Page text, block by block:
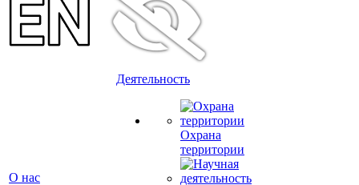
О нас
Деятельность
Охрана
территории